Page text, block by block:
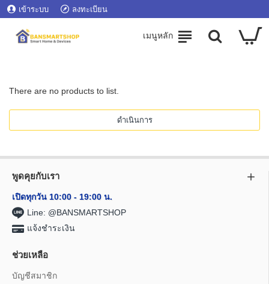
เข้าระบบ ลงทะเบียน
There are no products to list.
ดำเนินการ
พูดคุยกับเรา
เปิดทุกวัน 10:00 - 19:00 น.
Line: @BANSMARTSHOP
แจ้งชำระเงิน
ช่วยเหลือ
บัญชีสมาชิก